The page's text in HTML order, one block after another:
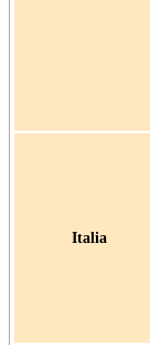
Italia